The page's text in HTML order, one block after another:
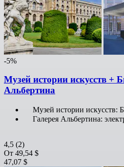
-5%
Музей истории искусств +
Альбертина
Музей истории искусств:
Галерея Альбертина:
4,5 (2)
От 49,54 $
47,07 $